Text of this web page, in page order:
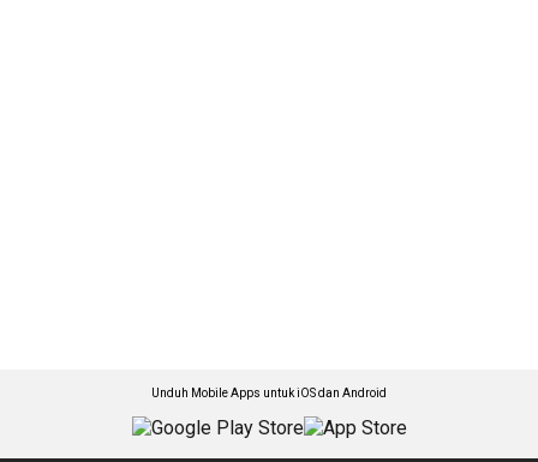
Unduh Mobile Apps untuk iOS dan Android